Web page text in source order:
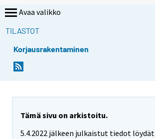
Avaa valikko
TILASTOT
Korjausrakentaminen
Tämä sivu on arkistoitu.
5.4.2022 jälkeen julkaistut tiedot löydät